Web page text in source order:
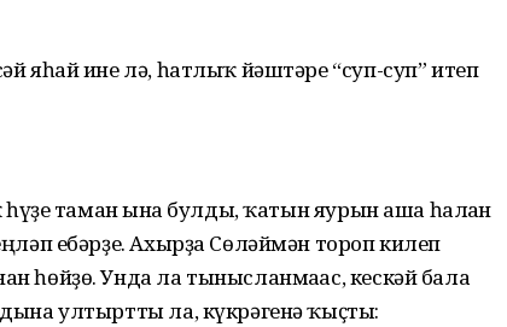
яһай ине лә, һатлыҡ йәштәре “суп-суп” итеп
таман ғына булды, ҡатын яурын аша һалған
ебәрҙе. Ахырҙа Сөләймән тороп килеп
һөйҙө. Унда ла тынысланмағас, кескәй бала
ултыртты ла, күкрәгенә ҡыҫты: